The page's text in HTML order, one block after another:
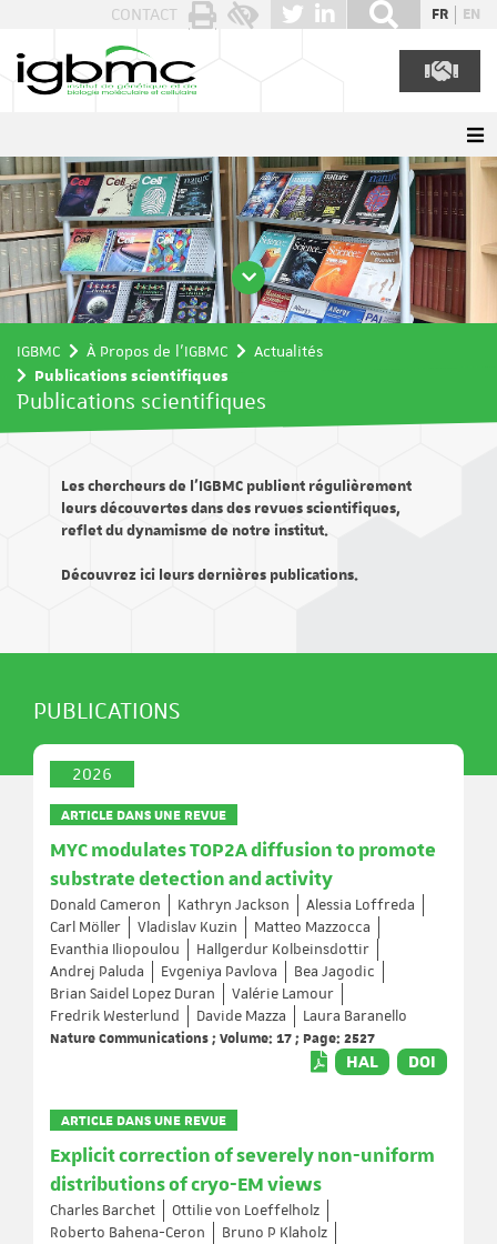
CONTACT FR EN
IGBMC À Propos de l'IGBMC
Actualités
Publications scientifiques
Publications scientifiques
Les chercheurs de l’IGBMC publient régulièrement
leurs découvertes dans des revues scientifiques,
reflet du dynamisme de notre institut.
Découvrez ici leurs dernières publications.
PUBLICATIONS
2026
ARTICLE DANS UNE REVUE
MYC modulates TOP2A diffusion to promote
substrate detection and activity
Donald Cameron Kathryn Jackson
Alessia Loffreda
Carl Möller
Vladislav Kuzin
Matteo Mazzocca
Evanthia Iliopoulou
Hallgerdur Kolbeinsdottir
Andrej Paluda
Evgeniya Pavlova
Bea Jagodic
Brian Saidel Lopez Duran
Valérie Lamour
Fredrik Westerlund
Davide Mazza
Laura Baranello
Nature Communications ; Volume: 17 ; Page: 2527
HAL DOI
ARTICLE DANS UNE REVUE
Explicit correction of severely non-uniform
distributions of cryo-EM views
Charles Barchet
Ottilie von Loeffelholz
Roberto Bahena-Ceron
Bruno P Klaholz
Panneau de gestion des cookies